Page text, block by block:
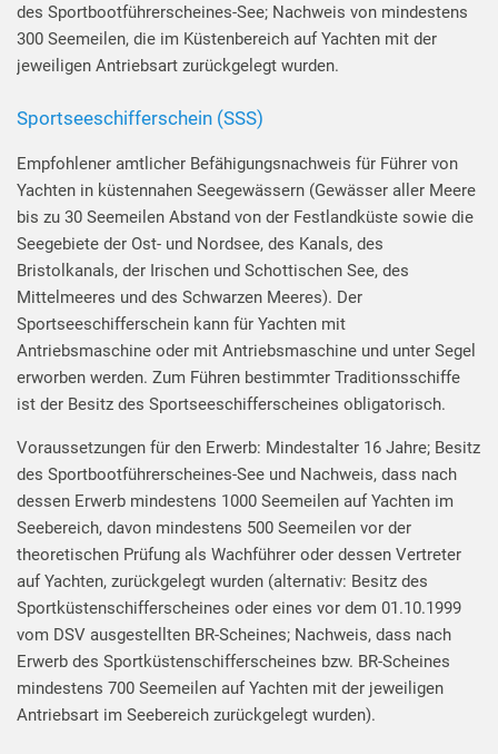
des Sportbootführerscheines-See; Nachweis von mindestens
300 Seemeilen, die im Küstenbereich auf Yachten mit der
jeweiligen Antriebsart zurückgelegt wurden.
Sportseeschifferschein (SSS)
Empfohlener amtlicher Befähigungsnachweis für Führer von
Yachten in küstennahen Seegewässern (Gewässer aller Meere
bis zu 30 Seemeilen Abstand von der Festlandküste sowie die
Seegebiete der Ost- und Nordsee, des Kanals, des
Bristolkanals, der Irischen und Schottischen See, des
Mittelmeeres und des Schwarzen Meeres). Der
Sportseeschifferschein kann für Yachten mit
Antriebsmaschine oder mit Antriebsmaschine und unter Segel
erworben werden. Zum Führen bestimmter Traditionsschiffe
ist der Besitz des Sportseeschifferscheines obligatorisch.
Voraussetzungen für den Erwerb: Mindestalter 16 Jahre; Besitz
des Sportbootführerscheines-See und Nachweis, dass nach
dessen Erwerb mindestens 1000 Seemeilen auf Yachten im
Seebereich, davon mindestens 500 Seemeilen vor der
theoretischen Prüfung als Wachführer oder dessen Vertreter
auf Yachten, zurückgelegt wurden (alternativ: Besitz des
Sportküstenschifferscheines oder eines vor dem 01.10.1999
vom DSV ausgestellten BR-Scheines; Nachweis, dass nach
Erwerb des Sportküstenschifferscheines bzw. BR-Scheines
mindestens 700 Seemeilen auf Yachten mit der jeweiligen
Antriebsart im Seebereich zurückgelegt wurden).